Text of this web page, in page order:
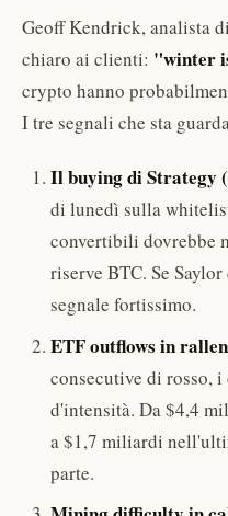
Geoff Kendrick, analista
chiaro ai clienti: "winter
crypto hanno
I tre segnali che sta
Il buying di Strategy
di lunedì sulla
convertibili dovrebbe
riserve BTC. Se
segnale fortissimo.
ETF outflows in
consecutive di rosso,
d'intensità. Da $4,4
a $1,7 miliardi
parte.